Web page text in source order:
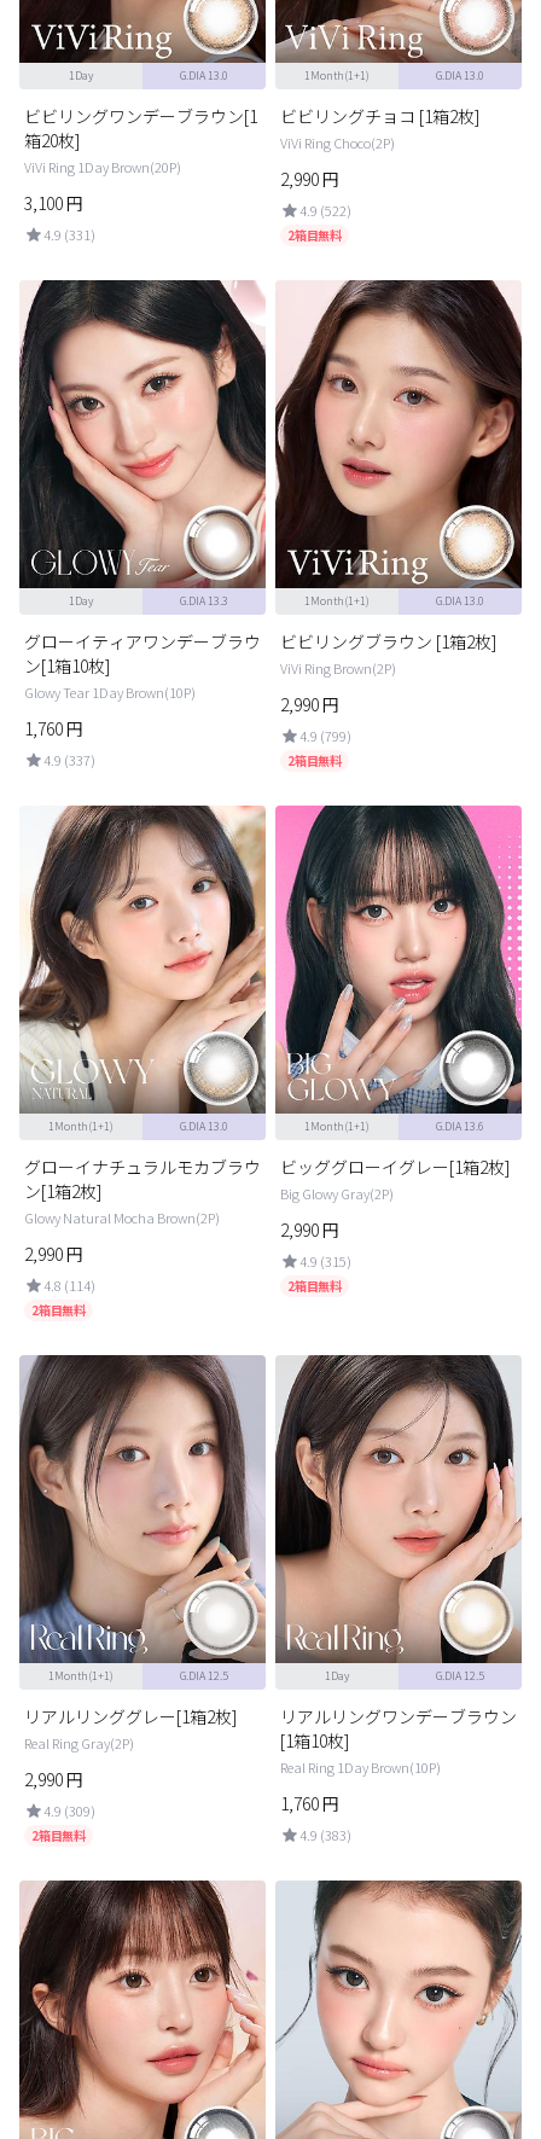
1Day G.DIA 13.0
ビビリングワンデーブラウン[1
箱20枚]
ViVi Ring 1Day Brown(20P)
3,100円
4.9 (331)
1Month(1+1) G.DIA 13.0
ビビリングチョコ [1箱2枚]
ViVi Ring Choco(2P)
2,990円
4.9 (522)
2箱目無料
1Day G.DIA 13.3
グローイティアワンデーブラウ
ン[1箱10枚]
Glowy Tear 1Day Brown(10P)
1,760円
4.9 (337)
1Month(1+1) G.DIA 13.0
ビビリングブラウン [1箱2枚]
ViVi Ring Brown(2P)
2,990円
4.9 (799)
2箱目無料
1Month(1+1) G.DIA 13.0
グローイナチュラルモカブラウ
ン[1箱2枚]
Glowy Natural Mocha Brown(2P)
2,990円
4.8 (114)
2箱目無料
1Month(1+1) G.DIA 13.6
ビッググローイグレー[1箱2枚]
Big Glowy Gray(2P)
2,990円
4.9 (315)
2箱目無料
1Month(1+1) G.DIA 12.5
リアルリンググレー[1箱2枚]
Real Ring Gray(2P)
2,990円
4.9 (309)
2箱目無料
1Day G.DIA 12.5
リアルリングワンデーブラウン
[1箱10枚]
Real Ring 1Day Brown(10P)
1,760円
4.9 (383)